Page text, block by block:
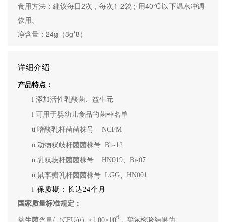
食用方法：建议每日2次，每次1-2袋；用40℃以下温水冲调
饮用。
详细介绍
产品特点：
l 添加活性乳酸菌、益生元
l 可用于婴幼儿食品的菌种名单
ü 嗜酸乳杆菌菌株号 NCFM
ü 动物双歧杆菌菌株号 Bb-12
ü 乳双歧杆菌菌株号 HN019、Bi-07
ü 鼠李糖乳杆菌菌株号 LGG、HN001
l 保质期：长达24个月
国家质量标准规定：
益生菌含量/（CFU/g）≥1.00×106 ，实际检验结果为